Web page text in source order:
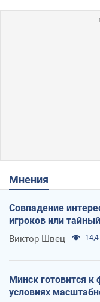
Мнения
Совпадение
игроков или
Виктор Швец 14,4
Минск готовится
условиях